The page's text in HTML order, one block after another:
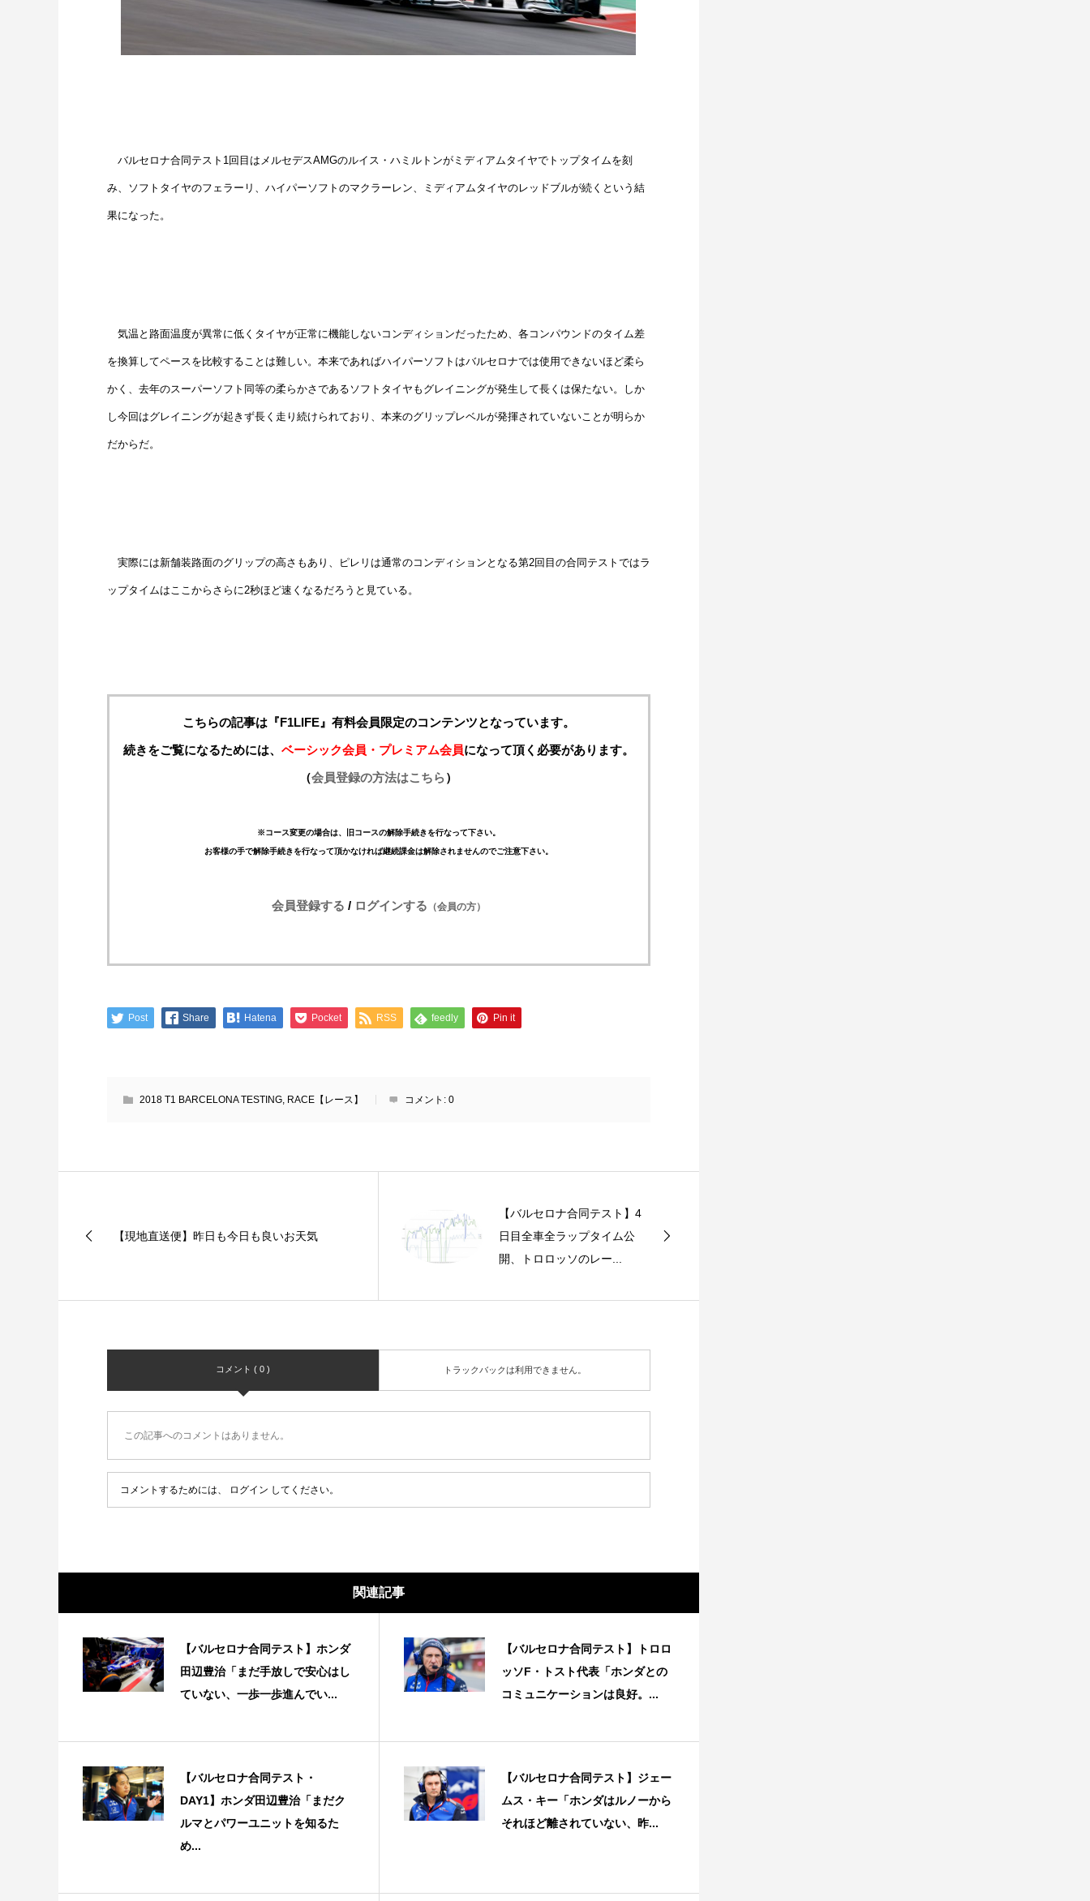
バルセロナ合同テスト1回目はメルセデスAMGのルイス・ハミルトンがミディアムタイヤでトップタイムを刻
み、ソフトタイヤのフェラーリ、ハイパーソフトのマクラーレン、ミディアムタイヤのレッドブルが続くという結
果になった。
気温と路面温度が異常に低くタイヤが正常に機能しないコンディションだったため、各コンパウンドのタイム差
を換算してペースを比較することは難しい。本来であればハイパーソフトはバルセロナでは使用できないほど柔ら
かく、去年のスーパーソフト同等の柔らかさであるソフトタイヤもグレイニングが発生して長くは保たない。しか
し今回はグレイニングが起きず長く走り続けられており、本来のグリップレベルが発揮されていないことが明らか
だからだ。
実際には新舗装路面のグリップの高さもあり、ピレリは通常のコンディションとなる第2回目の合同テストではラ
ップタイムはここからさらに2秒ほど速くなるだろうと見ている。
こちらの記事は『F1LIFE』有料会員限定のコンテンツとなっています。
続きをご覧になるためには、 ベーシック会員・プレミアム会員になって頂く必要があります。
（会員登録の方法はこちら）
※コース変更の場合は、旧コースの解除手続きを行なって下さい。
お客様の手で解除手続きを行なって頂かなければ継続課金は解除されませんのでご注意下さい。
会員登録する / ログインする （会員の方）
Post Share Hatena Pocket RSS feedly Pin it
2018 T1 BARCELONA TESTING, RACE【レース】 コメント: 0
【現地直送便】昨日も今日も良いお天気
【バルセロナ合同テスト】4
日目全車全ラップタイム公
開、トロロッソのレー...
コメント ( 0 ) トラックバックは利用できません。
この記事へのコメントはありません。
コメントするためには、 ログイン してください。
関連記事
【バルセロナ合同テスト】ホンダ
田辺豊治「まだ手放しで安心はし
ていない、一歩一歩進んでい...
【バルセロナ合同テスト】トロロ
ッソF・トスト代表「ホンダとの
コミュニケーションは良好。...
【バルセロナ合同テスト・
DAY1】ホンダ田辺豊治「まだク
ルマとパワーユニットを知るた
め...
【バルセロナ合同テスト】ジェー
ムス・キー「ホンダはルノーから
それほど離されていない、昨...